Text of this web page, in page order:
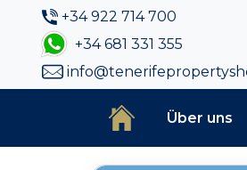
+34 922 714 700
+34 681 331 355
Über uns